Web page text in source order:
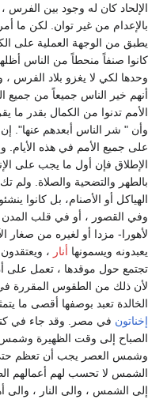
الإلحاد كان له وجود بين الفرس
بالإعدام من غير توان. لكن ما
يطبق من الوجهة العملية على
كانوا صنفاً منحطاً من الناس
وحدها لكي لا يغزو بلاد الفرس
أنهم خير الناس جميعاً من جميع
الأمم تدنوا من الكمال بقدر ما
وأن " شر الناس أبعدهم عنها". إن
على جميع الأمم في هذه الأيام.
الإطلاق فإن أول ما يجب على
بالطهر والتضحية والصلاة. ولم
الهياكل أو الأصنام، بل كانوا
وفي القصور ، أو في قلب المدن ،
لأهورا- مزدا أو لغيره من صغار
يعبدونه ويسمونها أنار ،
تجتمع حول موقدها ، تعمل على أن
لأن ذلك من الطقوس المقررة
الخالدة تعبد بوصفها أقصى ما
إخناتون في مصر. وقد جاء في
الصباح إلى وقت الظهيرة
وشمس العصر يجب أن تعظم حتى
الشمس لا تحسب لهم أعمالهم
إلى الشمس ، والى النار ، والى